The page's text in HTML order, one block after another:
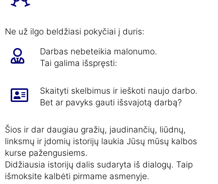
Ne už ilgo beldžiasi pokyčiai į duris:
Darbas nebeteikia malonumo.
Tai galima išspręsti:
Skaityti skelbimus ir ieškoti naujo darbo.
Bet ar pavyks gauti išsvajotą darbą?
Šios ir dar daugiau gražių, jaudinančių, liūdnų,
linksmų ir įdomių istorijų laukia Jūsų mūsų kalbos
kurse pažengusiems.
Didžiausia istorijų dalis sudaryta iš dialogų. Taip
išmoksite kalbėti pirmame asmenyje.